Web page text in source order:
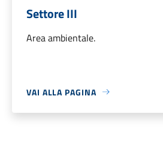
Settore III
Area ambientale.
VAI ALLA PAGINA